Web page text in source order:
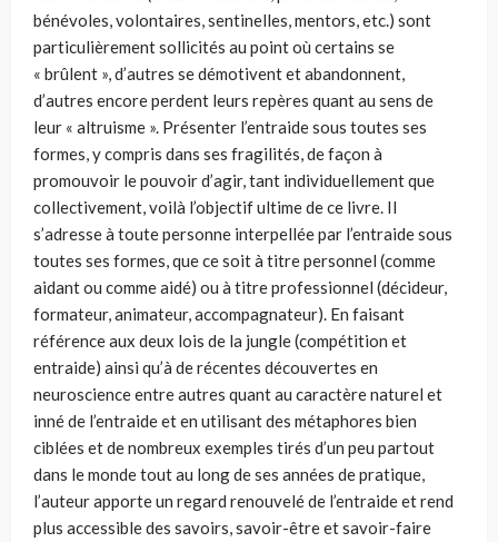
bénévoles, volontaires, sentinelles, mentors, etc.) sont
particulièrement sollicités au point où certains se
« brûlent », d’autres se démotivent et abandonnent,
d’autres encore perdent leurs repères quant au sens de
leur « altruisme ». Présenter l’entraide sous toutes ses
formes, y compris dans ses fragilités, de façon à
promouvoir le pouvoir d’agir, tant individuellement que
collectivement, voilà l’objectif ultime de ce livre. Il
s’adresse à toute personne interpellée par l’entraide sous
toutes ses formes, que ce soit à titre personnel (comme
aidant ou comme aidé) ou à titre professionnel (décideur,
formateur, animateur, accompagnateur). En faisant
référence aux deux lois de la jungle (compétition et
entraide) ainsi qu’à de récentes découvertes en
neuroscience entre autres quant au caractère naturel et
inné de l’entraide et en utilisant des métaphores bien
ciblées et de nombreux exemples tirés d’un peu partout
dans le monde tout au long de ses années de pratique,
l’auteur apporte un regard renouvelé de l’entraide et rend
plus accessible des savoirs, savoir-être et savoir-faire